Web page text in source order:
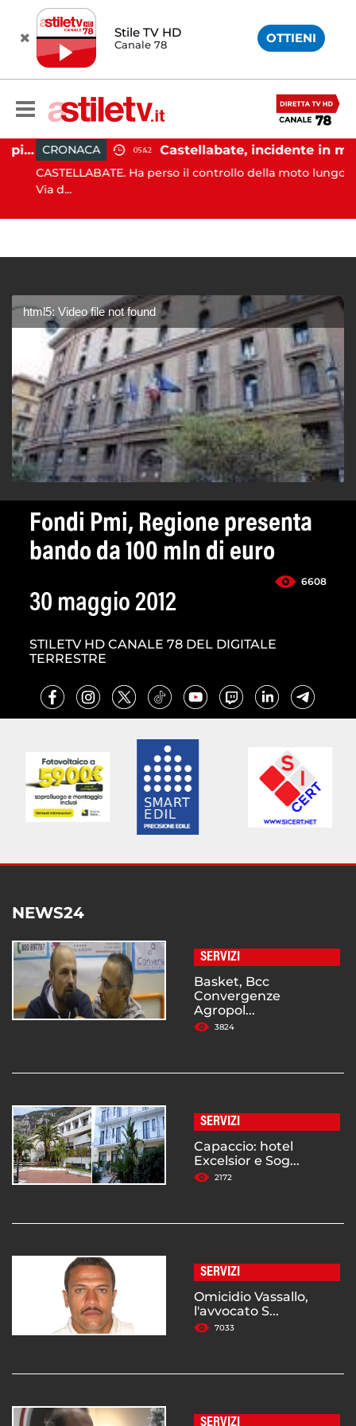
Stile TV HD
Canale 78 OTTIENI
Ischia, pusher sorpreso in spiaggia da carabinieri in Vespa CRONACA 05:42 Castellabate, incidente in moto: 27enne in ospedale
CASTELLABATE. Ha perso il controllo della moto lungo la
Via d...
html5: Video file not found
Fondi Pmi, Regione presenta
bando da 100 mln di euro
6608
30 maggio 2012
STILETV HD CANALE 78 DEL DIGITALE
TERRESTRE
NEWS24
SERVIZI
Basket, Bcc
Convergenze
Agropol...
3824
SERVIZI
Capaccio: hotel
Excelsior e Sog...
2172
SERVIZI
Omicidio Vassallo,
l'avvocato S...
7033
SERVIZI